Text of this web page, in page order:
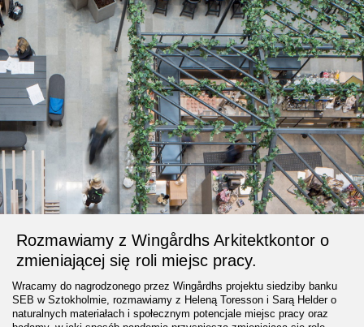
Rozmawiamy z Wingårdhs Arkitektkontor o
zmieniającej się roli miejsc pracy.
Wracamy do nagrodzonego przez Wingårdhs projektu siedziby banku
SEB w Sztokholmie, rozmawiamy z Heleną Toresson i Sarą Helder o
naturalnych materiałach i społecznym potencjale miejsc pracy oraz